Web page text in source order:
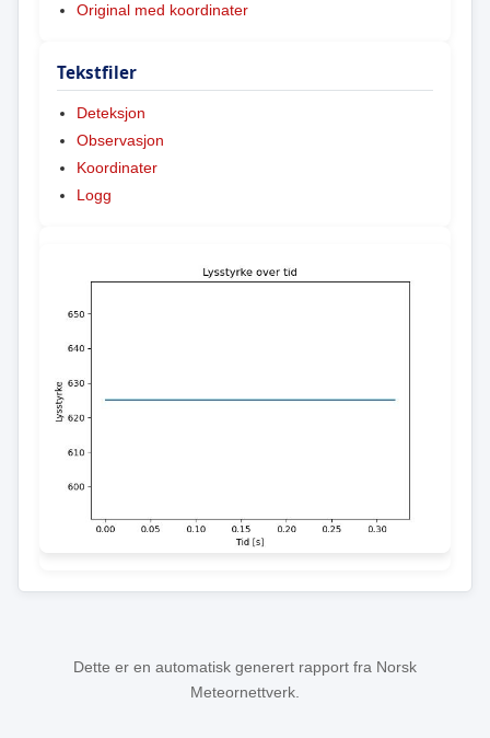
Original med koordinater
Tekstfiler
Deteksjon
Observasjon
Koordinater
Logg
Dette er en automatisk generert rapport fra Norsk
Meteornettverk.